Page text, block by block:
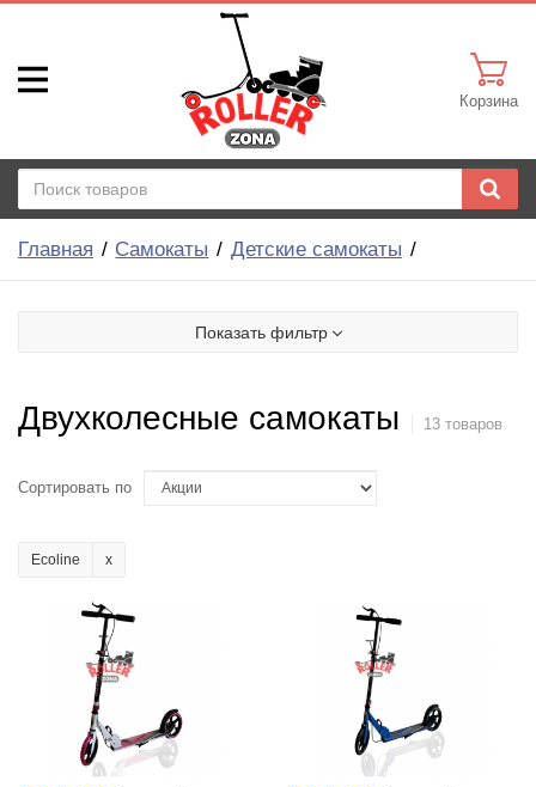
Корзина
Главная Самокаты Детские самокаты
Показать фильтр
Двухколесные самокаты 13 товаров
Сортировать по
Ecoline